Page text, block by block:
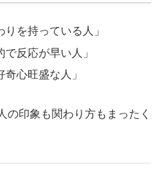
を持っている人」
反応が早い人」
心旺盛な人」
の印象も関わり方もまったく